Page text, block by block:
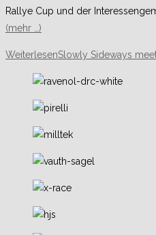
Rallye Cup und der
(mehr …)
WeiterlesenSlowly Sideways